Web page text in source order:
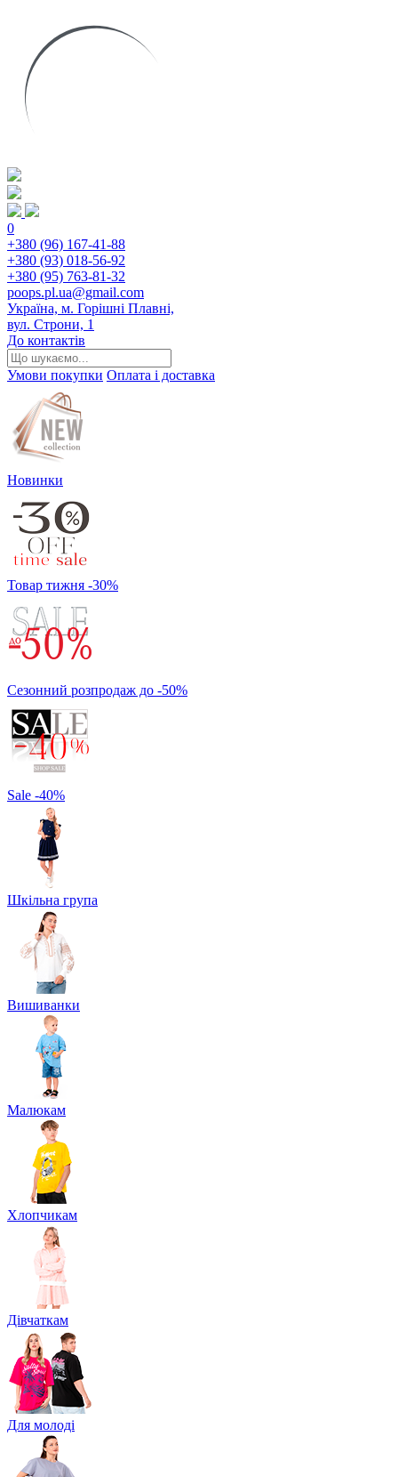
0
+380 (96) 167-41-88
+380 (93) 018-56-92
+380 (95) 763-81-32
poops.pl.ua@gmail.com
Україна, м. Горішні Плавні,
вул. Строни, 1
До контактів
Умови покупки Оплата і доставка
Новинки
Товар тижня -30%
Сезонний розпродаж до -50%
Sale -40%
Шкільна група
Вишиванки
Малюкам
Хлопчикам
Дівчаткам
Для молоді